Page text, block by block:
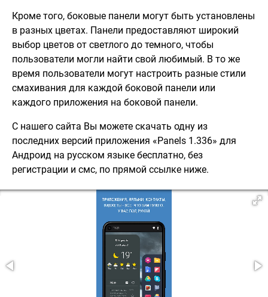
Кроме того, боковые панели могут быть установлены
в разных цветах. Панели предоставляют широкий
выбор цветов от светлого до темного, чтобы
пользователи могли найти свой любимый. В то же
время пользователи могут настроить разные стили
смахивания для каждой боковой панели или
каждого приложения на боковой панели.
С нашего сайта Вы можете скачать одну из
последних версий приложения «Panels 1.336» для
Андроид на русском языке бесплатно, без
регистрации и смс, по прямой ссылке ниже.